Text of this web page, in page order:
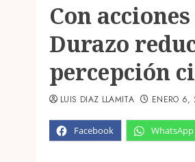
Con
Durazo
percepción
Facebook WhatsApp
LUIS DIAZ LLAMITA ENERO 6,